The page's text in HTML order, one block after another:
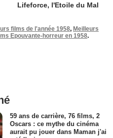
Lifeforce, l'Etoile du Mal
films de l'année 1958, Meilleurs
Epouvante-horreur en 1958.
59 ans de carrière, 76 films, 2
Oscars : ce mythe du cinéma
aurait pu jouer dans Maman j'ai